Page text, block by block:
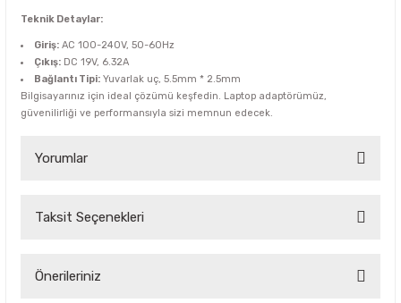
Teknik Detaylar:
Giriş: AC 100-240V, 50-60Hz
Çıkış: DC 19V, 6.32A
Bağlantı Tipi: Yuvarlak uç, 5.5mm * 2.5mm
Bilgisayarınız için ideal çözümü keşfedin. Laptop adaptörümüz,
güvenilirliği ve performansıyla sizi memnun edecek.
Yorumlar
Bu ürüne ilk yorumu siz yapın!
Taksit Seçenekleri
Önerileriniz